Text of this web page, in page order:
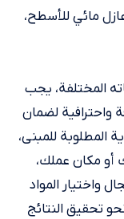
مائي للأسطح،
المختلفة، يجب
واحترافية لضمان
المطلوبة للمبنى،
أو مكان عملك،
واختيار المواد
تحقيق النتائج